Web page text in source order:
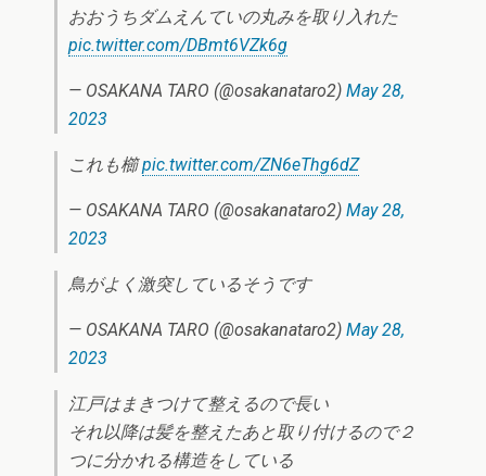
おおうちダムえんていの丸みを取り入れた
pic.twitter.com/DBmt6VZk6g
— OSAKANA TARO (@osakanataro2) May 28,
2023
これも櫛pic.twitter.com/ZN6eThg6dZ
— OSAKANA TARO (@osakanataro2) May 28,
2023
鳥がよく激突しているそうです
— OSAKANA TARO (@osakanataro2) May 28,
2023
江戸はまきつけて整えるので長い
それ以降は髪を整えたあと取り付けるので２
つに分かれる構造をしている